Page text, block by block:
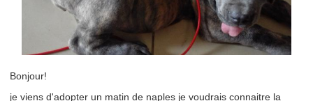
Bonjour!
je viens d'adopter un matin de naples je voudrais connaitre la